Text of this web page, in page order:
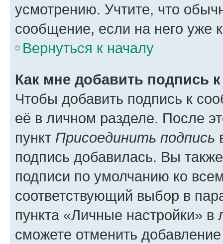
усмотрению. Учтите, что
сообщение, если на него уже
Вернуться к началу
Как мне добавить подпись
Чтобы добавить подпись к
её в личном разделе. После
пункт Присоединить подпись
подпись добавилась. Вы
подписи по умолчанию ко
соответствующий выбор в
пункта «Личные настройки»
сможете отменить